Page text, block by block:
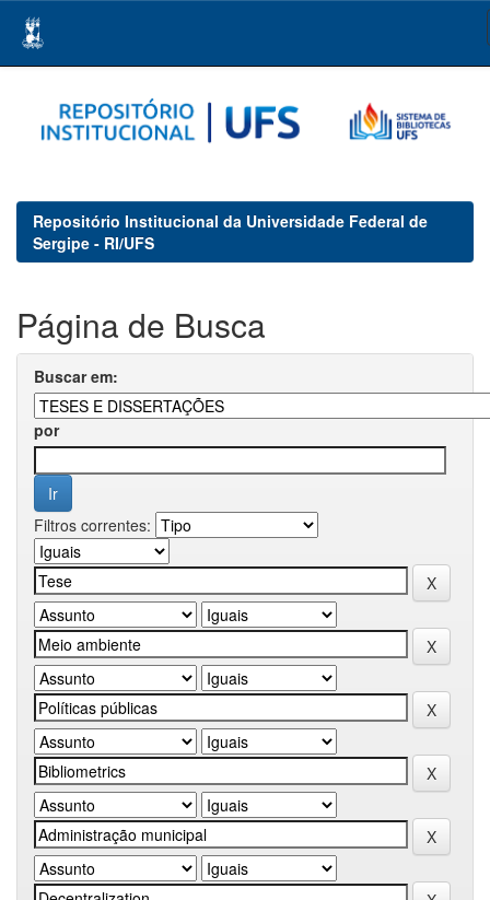
navigation
Repositório Institucional da Universidade Federal de
Sergipe - RI/UFS
Página de Busca
Buscar em:
por
Filtros correntes: